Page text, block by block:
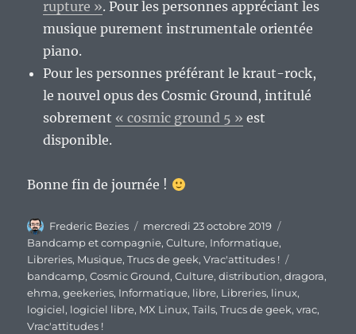
rupture ». Pour les personnes appréciant les
musique purement instrumentale orientée
piano.
Pour les personnes préférant le kraut-rock,
le nouvel opus des Cosmic Ground, intitulé
sobrement « cosmic ground 5 » est
disponible.
Bonne fin de journée !
Auteur
Frederic Bezies
Publié
le
mercredi 23 octobre 2019
Bandcamp et compagnie,Culture, Informatique,
Libreries, Musique,Trucs de geek,Vrac'attitudes !
bandcamp,Cosmic Ground,Culture,distribution,dragora,
ehma,geekeries, Informatique, libre, Libreries, linux,
logiciel, logiciel libre, MX Linux,Tails,Trucs de geek,vrac,
Vrac'attitudes !